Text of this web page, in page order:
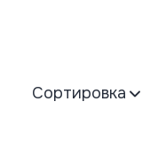
Сортировка